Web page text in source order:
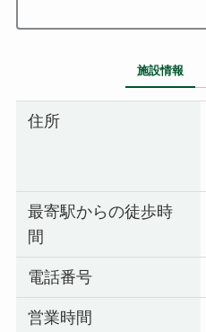
施設情報
住所
最寄駅からの徒歩時
間
電話番号
営業時間